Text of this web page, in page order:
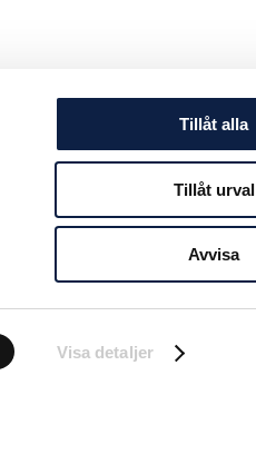
Visa detaljer
Tillåt alla
Tillåt urval
Avvisa